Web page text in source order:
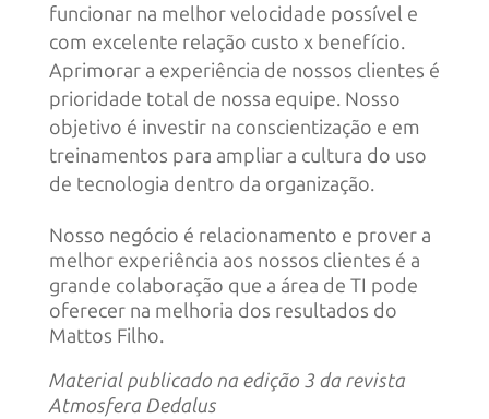
funcionar na melhor velocidade possível e
com excelente relação custo x benefício.
Aprimorar a experiência de nossos clientes é
prioridade total de nossa equipe. Nosso
objetivo é investir na conscientização e em
treinamentos para ampliar a cultura do uso
de tecnologia dentro da organização.
Nosso negócio é relacionamento e prover a
melhor experiência aos nossos clientes é a
grande colaboração que a área de TI pode
oferecer na melhoria dos resultados do
Mattos Filho.
Material publicado na edição 3 da revista
Atmosfera Dedalus